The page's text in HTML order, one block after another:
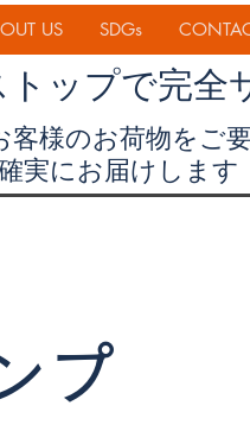
US SDGs
トップで完全
客様のお荷物をご
実にお届けします
プ